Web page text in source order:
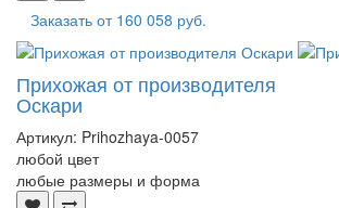
Заказать от 160 058 руб.
Прихожая от производителя
Оскари
Артикул: Prihozhaya-0057
любой цвет
любые размеры и форма